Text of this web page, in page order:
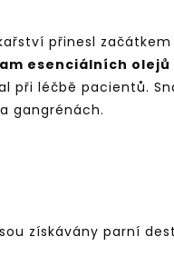
přinesl
esenciálních
při léčbě pacientů.
gangrénách.
získávány parní